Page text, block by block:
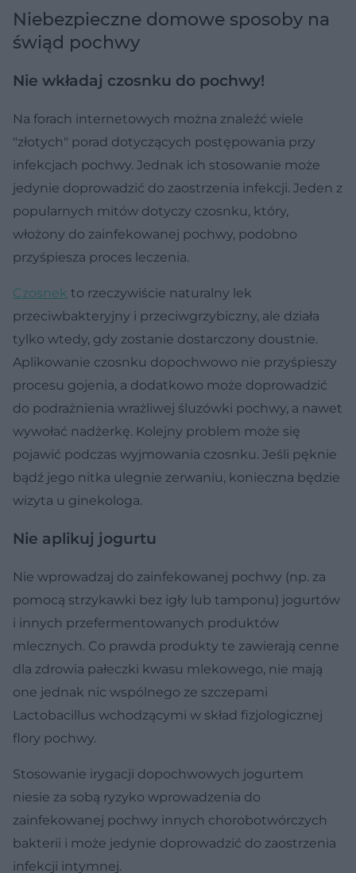
Niebezpieczne domowe sposoby na
świąd pochwy
Nie wkładaj czosnku do pochwy!
Na forach internetowych można znaleźć wiele
"złotych" porad dotyczących postępowania przy
infekcjach pochwy. Jednak ich stosowanie może
jedynie doprowadzić do zaostrzenia infekcji. Jeden z
popularnych mitów dotyczy czosnku, który,
włożony do zainfekowanej pochwy, podobno
przyśpiesza proces leczenia.
Czosnek to rzeczywiście naturalny lek
przeciwbakteryjny i przeciwgrzybiczny, ale działa
tylko wtedy, gdy zostanie dostarczony doustnie.
Aplikowanie czosnku dopochwowo nie przyśpieszy
procesu gojenia, a dodatkowo może doprowadzić
do podrażnienia wrażliwej śluzówki pochwy, a nawet
wywołać nadżerkę. Kolejny problem może się
pojawić podczas wyjmowania czosnku. Jeśli pęknie
bądź jego nitka ulegnie zerwaniu, konieczna będzie
wizyta u ginekologa.
Nie aplikuj jogurtu
Nie wprowadzaj do zainfekowanej pochwy (np. za
pomocą strzykawki bez igły lub tamponu) jogurtów
i innych przefermentowanych produktów
mlecznych. Co prawda produkty te zawierają cenne
dla zdrowia pałeczki kwasu mlekowego, nie mają
one jednak nic wspólnego ze szczepami
Lactobacillus wchodzącymi w skład fizjologicznej
flory pochwy.
Stosowanie irygacji dopochwowych jogurtem
niesie za sobą ryzyko wprowadzenia do
zainfekowanej pochwy innych chorobotwórczych
bakterii i może jedynie doprowadzić do zaostrzenia
infekcji intymnej.